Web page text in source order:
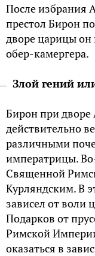
После избрания
престол Бирон
дворе царицы он
обер-камергера.
Злой гений
Бирон при
действительно
различными
императрицы.
Священной
Курляндским. В
зависел от воли
Подарков от
Римской
оказаться в